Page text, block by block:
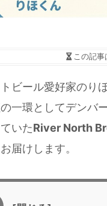
この記事
ビール愛好家の
一環としてデンバ
いたRiver North
届けします。